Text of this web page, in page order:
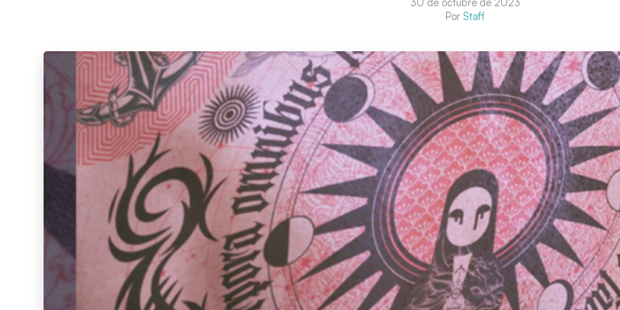
Por Staff